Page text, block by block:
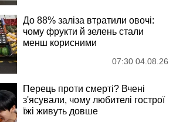
До 88% заліза втратили овочі:
чому фрукти й зелень стали
менш корисними
07:30 04.08.26
Перець проти смерті? Вчені
з'ясували, чому любителі гострої
їжі живуть довше